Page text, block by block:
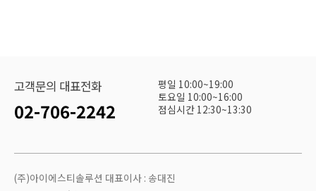
고객문의 대표전화
02-706-2242
평일 10:00~19:00
토요일 10:00~16:00
점심시간 12:30~13:30
(주)아이에스티솔루션 대표이사 : 송대진